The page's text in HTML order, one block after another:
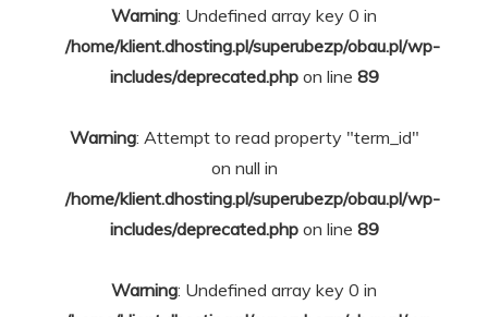
Warning: Undefined array key 0 in
/home/klient.dhosting.pl/superubezp/obau.pl/wp-
includes/deprecated.phpon line 89
Warning: Attempt to read property "term_id"
on null in
/home/klient.dhosting.pl/superubezp/obau.pl/wp-
includes/deprecated.phpon line 89
Warning: Undefined array key 0 in